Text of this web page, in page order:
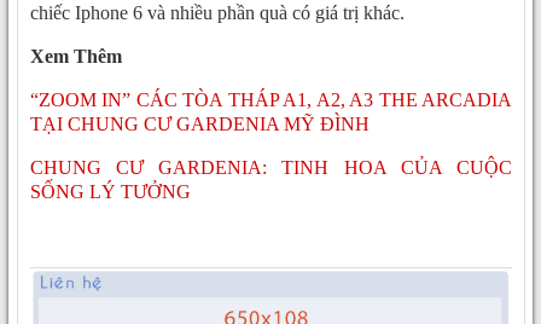
chiếc Iphone 6 và nhiều phần quà có giá trị khác.
Xem Thêm
“ZOOM IN” CÁC TÒA THÁP A1, A2, A3 THE ARCADIA
TẠI CHUNG CƯ GARDENIA MỸ ĐÌNH
CHUNG CƯ GARDENIA: TINH HOA CỦA CUỘC
SỐNG LÝ TƯỞNG